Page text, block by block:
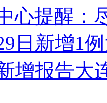
心提醒：
日新增1
增报告大